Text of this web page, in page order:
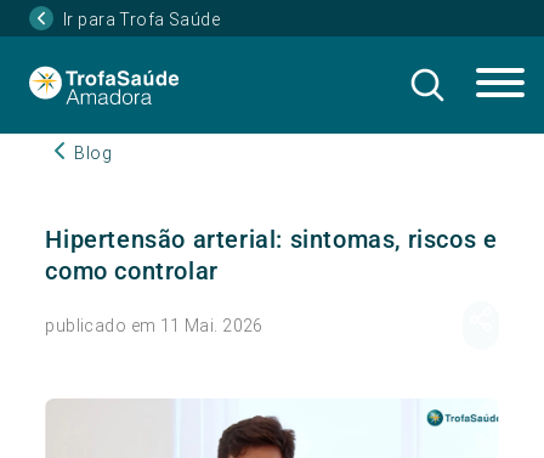
Ir para Trofa Saúde
Blog
Hipertensão arterial: sintomas, riscos e
como controlar
publicado em 11 Mai. 2026